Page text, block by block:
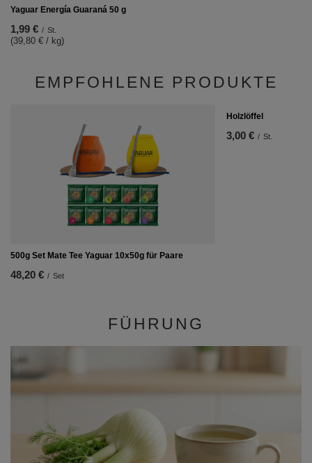
Yaguar Energía Guaraná 50 g
1,99 € / St.
(39,80 € / kg)
EMPFOHLENE PRODUKTE
500g Set Mate Tee Yaguar 10x50g für Paare
48,20 € / Set
Holzlöffel
3,00 € / St.
FÜHRUNG